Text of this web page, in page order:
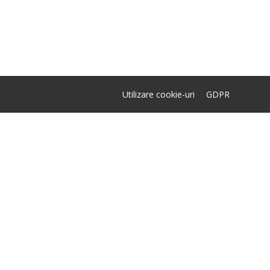
Utilizare cookie-uri GDPR